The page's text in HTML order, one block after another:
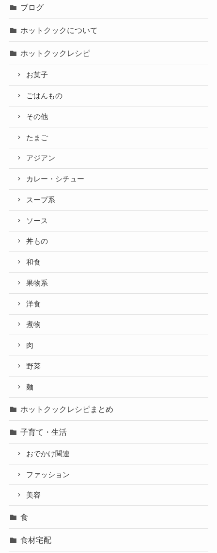
ブログ
ホットクックについて
ホットクックレシピ
お菓子
ごはんもの
その他
たまご
アジアン
カレー・シチュー
スープ系
ソース
丼もの
和食
果物系
洋食
煮物
肉
野菜
麺
ホットクックレシピまとめ
子育て・生活
おでかけ関連
ファッション
美容
食
食材宅配